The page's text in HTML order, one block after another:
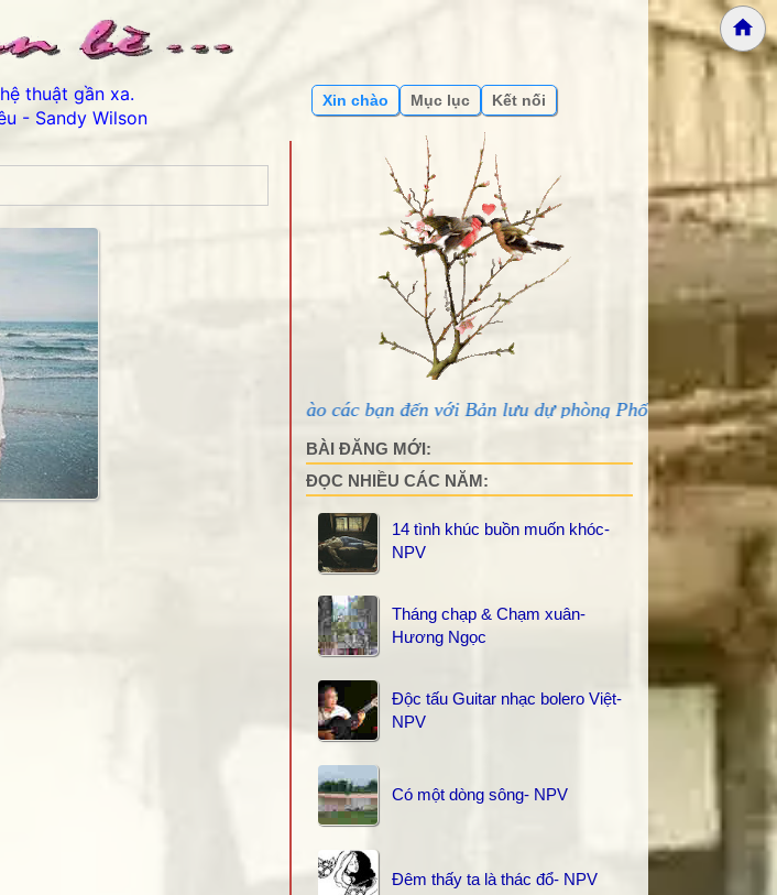
thuật gần xa.
- Sandy Wilson
Xin chào Mục lục Kết nối
Thân ái chào các bạn đến với Bản lưu dự phòng Phố núi và bạn bè...
BÀI ĐĂNG MỚI:
ĐỌC NHIỀU CÁC NĂM:
14 tình khúc buồn muốn khóc-
NPV
Tháng chạp & Chạm xuân-
Hương Ngọc
Độc tấu Guitar nhạc bolero Việt-
NPV
Có một dòng sông- NPV
Đêm thấy ta là thác đổ- NPV